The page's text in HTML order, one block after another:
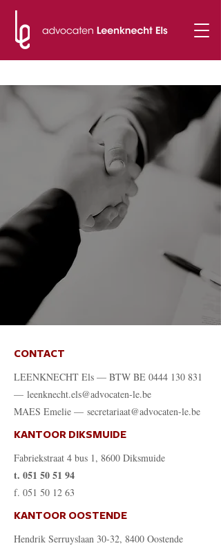
CONTACT
LEENKNECHT Els — BTW BE 0444 130 831
— leenknecht.els@advocaten-le.be
MAES Emelie — secretariaat@advocaten-le.be
KANTOOR DIKSMUIDE
Fabriekstraat 4 bus 1, 8600 Diksmuide
t. 051 50 51 94
f. 051 50 12 63
KANTOOR OOSTENDE
Hendrik Serruyslaan 30-32, 8400 Oostende